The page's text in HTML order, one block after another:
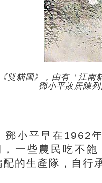
雙貓圖》，由有「江南
鄧小平故居陳列
平早在1962年
一些農民吃不
的生產隊，自行